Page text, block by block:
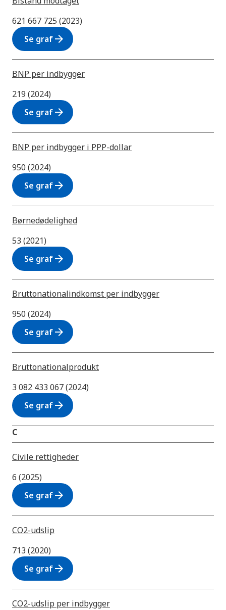
621 667 725 (2023)
Se grafarrow_forward
BNP per indbygger
219 (2024)
Se grafarrow_forward
BNP per indbygger i PPP-dollar
950 (2024)
Se grafarrow_forward
Børnedødelighed
53 (2021)
Se grafarrow_forward
Bruttonationalindkomst per indbygger
950 (2024)
Se grafarrow_forward
Bruttonationalprodukt
3 082 433 067 (2024)
Se grafarrow_forward
C
Civile rettigheder
6 (2025)
Se grafarrow_forward
CO2-udslip
713 (2020)
Se grafarrow_forward
CO2-udslip per indbygger